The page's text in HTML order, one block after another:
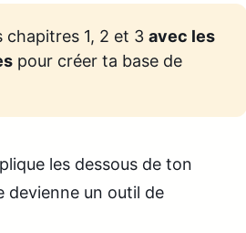
1, 2 et 3 avec les
pour créer ta base de
les dessous de ton
devienne un outil de